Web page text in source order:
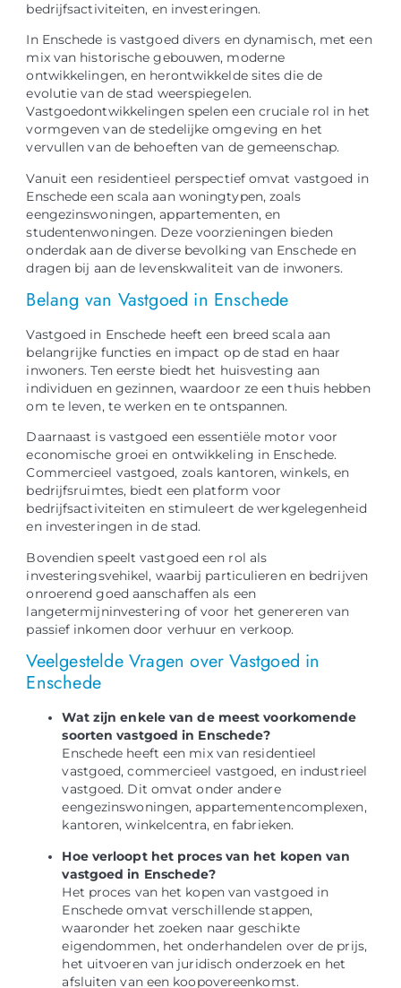
bedrijfsactiviteiten, en investeringen.
In Enschede is vastgoed divers en dynamisch, met een
mix van historische gebouwen, moderne
ontwikkelingen, en herontwikkelde sites die de
evolutie van de stad weerspiegelen.
Vastgoedontwikkelingen spelen een cruciale rol in het
vormgeven van de stedelijke omgeving en het
vervullen van de behoeften van de gemeenschap.
Vanuit een residentieel perspectief omvat vastgoed in
Enschede een scala aan woningtypen, zoals
eengezinswoningen, appartementen, en
studentenwoningen. Deze voorzieningen bieden
onderdak aan de diverse bevolking van Enschede en
dragen bij aan de levenskwaliteit van de inwoners.
Belang van Vastgoed in Enschede
Vastgoed in Enschede heeft een breed scala aan
belangrijke functies en impact op de stad en haar
inwoners. Ten eerste biedt het huisvesting aan
individuen en gezinnen, waardoor ze een thuis hebben
om te leven, te werken en te ontspannen.
Daarnaast is vastgoed een essentiële motor voor
economische groei en ontwikkeling in Enschede.
Commercieel vastgoed, zoals kantoren, winkels, en
bedrijfsruimtes, biedt een platform voor
bedrijfsactiviteiten en stimuleert de werkgelegenheid
en investeringen in de stad.
Bovendien speelt vastgoed een rol als
investeringsvehikel, waarbij particulieren en bedrijven
onroerend goed aanschaffen als een
langetermijninvestering of voor het genereren van
passief inkomen door verhuur en verkoop.
Veelgestelde Vragen over Vastgoed in
Enschede
Wat zijn enkele van de meest voorkomende
soorten vastgoed in Enschede?
Enschede heeft een mix van residentieel
vastgoed, commercieel vastgoed, en industrieel
vastgoed. Dit omvat onder andere
eengezinswoningen, appartementencomplexen,
kantoren, winkelcentra, en fabrieken.
Hoe verloopt het proces van het kopen van
vastgoed in Enschede?
Het proces van het kopen van vastgoed in
Enschede omvat verschillende stappen,
waaronder het zoeken naar geschikte
eigendommen, het onderhandelen over de prijs,
het uitvoeren van juridisch onderzoek en het
afsluiten van een koopovereenkomst.